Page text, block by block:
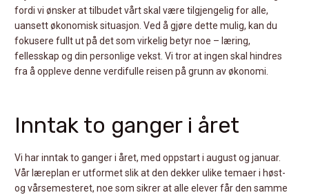
fordi vi ønsker at tilbudet vårt skal være tilgjengelig for alle,
uansett økonomisk situasjon. Ved å gjøre dette mulig, kan du
fokusere fullt ut på det som virkelig betyr noe – læring,
fellesskap og din personlige vekst. Vi tror at ingen skal hindres
fra å oppleve denne verdifulle reisen på grunn av økonomi.
Inntak to ganger i året
Vi har inntak to ganger i året, med oppstart i august og januar.
Vår læreplan er utformet slik at den dekker ulike temaer i høst-
og vårsemesteret, noe som sikrer at alle elever får den samme